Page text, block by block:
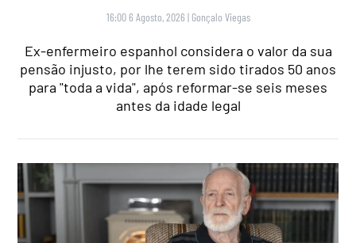
16:00 6 Agosto, 2026 | Gonçalo Viegas
Ex-enfermeiro espanhol considera o valor da sua
pensão injusto, por lhe terem sido tirados 50 anos
para "toda a vida", após reformar-se seis meses
antes da idade legal